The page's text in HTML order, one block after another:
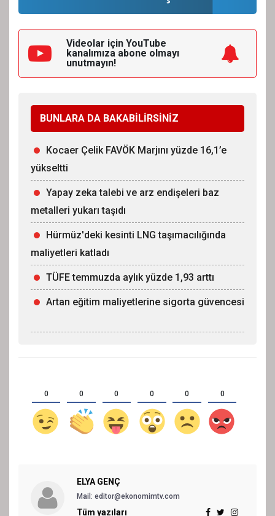
Videolar için YouTube
kanalımıza abone olmayı
unutmayın!
BUNLARA DA BAKABİLİRSİNİZ
Kocaer Çelik FAVÖK Marjını yüzde 16,1’e
yükseltti
Yapay zeka talebi ve arz endişeleri baz
metalleri yukarı taşıdı
Hürmüz'deki kesinti LNG taşımacılığında
maliyetleri katladı
TÜFE temmuzda aylık yüzde 1,93 arttı
Artan eğitim maliyetlerine sigorta güvencesi
0 0 0 0 0 0
ELYA GENÇ
Mail: editor@ekonomimtv.com
Tüm yazıları